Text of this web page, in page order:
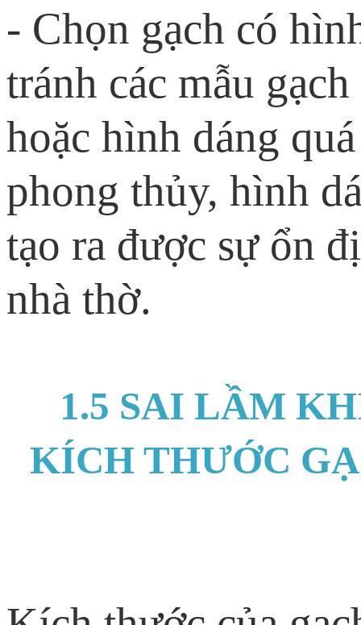
- Chọn gạch có
tránh các mẫu
hoặc hình dáng
phong thủy, hình
tạo ra được sự ổn
nhà thờ.
1.5 SAI LẦM
KÍCH THƯỚC